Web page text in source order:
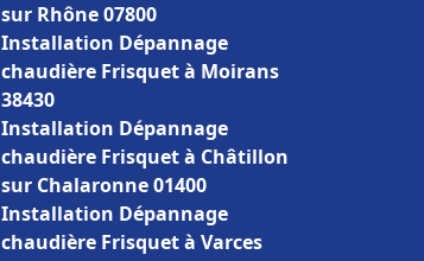
sur Rhône 07800
Installation Dépannage
chaudière Frisquet à Moirans
38430
Installation Dépannage
chaudière Frisquet à Châtillon
sur Chalaronne 01400
Installation Dépannage
chaudière Frisquet à Varces